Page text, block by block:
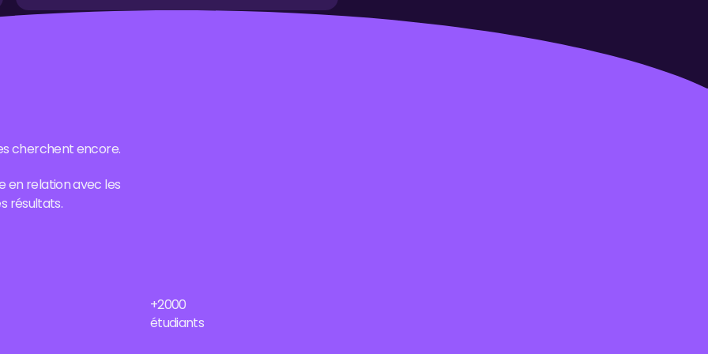
cherchent encore.
en relation avec les
résultats.
+2000
étudiants